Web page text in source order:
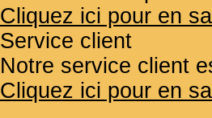
Cliquez ici pour en
Service client
Notre service client
Cliquez ici pour en